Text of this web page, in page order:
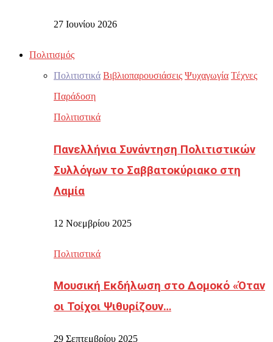
27 Ιουνίου 2026
Πολιτισμός
Πολιτιστικά Βιβλιοπαρουσιάσεις Ψυχαγωγία Τέχνες
Παράδοση
Πολιτιστικά
Πανελλήνια Συνάντηση Πολιτιστικών
Συλλόγων το Σαββατοκύριακο στη
Λαμία
12 Νοεμβρίου 2025
Πολιτιστικά
Μουσική Εκδήλωση στο Δομοκό «Όταν
οι Τοίχοι Ψιθυρίζουν…
29 Σεπτεμβρίου 2025